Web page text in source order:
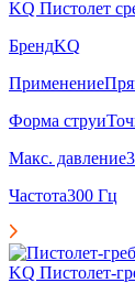
KQ Пистолет
БрендKQ
Применение
Форма струи
Макс. давление
Частота300 Гц
KQ Пистолет-